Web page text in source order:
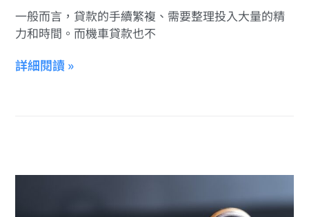
一般而言，貸款的手續繁複、需要整理投入大量的精
力和時間。而機車貸款也不
詳細閱讀 »